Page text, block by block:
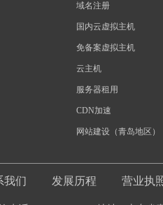
域名注册
国内云虚拟主机
免备案虚拟主机
云主机
服务器租用
CDN加速
网站建设（青岛地区）
我们 发展历程 营业执